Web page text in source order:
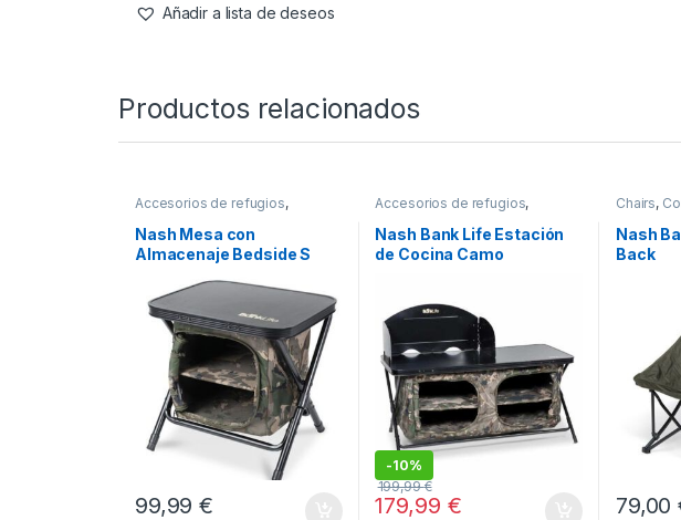
Añadir a lista de deseos
Productos relacionados
Accesorios de refugios,
Nash Mesa con
Almacenaje Bedside S
99,99€
Accesorios de refugios,
Nash Bank Life Estación
de Cocina Camo
-10%
179,99 €
199,99€
Chairs,
Nash
Back
79,00